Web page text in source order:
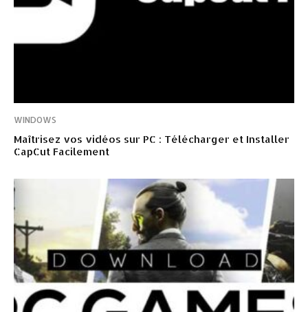
WINDOWS
Maîtrisez vos vidéos sur PC : Télécharger et Installer
CapCut Facilement